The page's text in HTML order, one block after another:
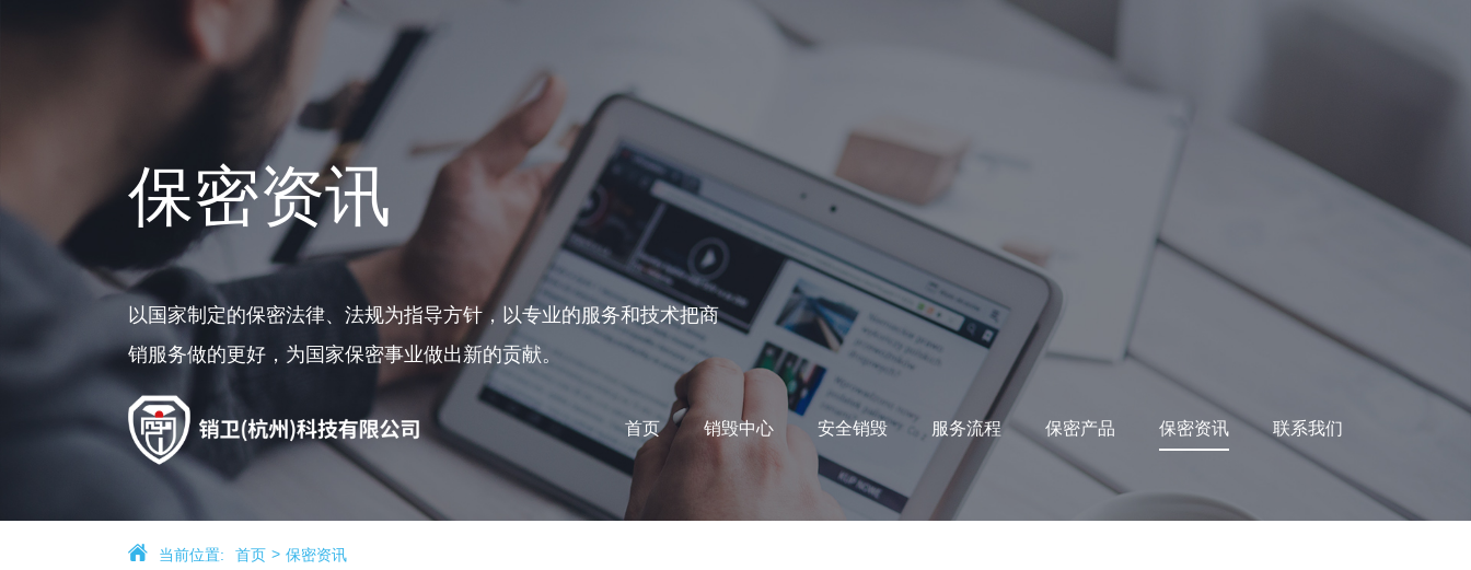
首页 销毁中心 安全销毁 服务流程 保密产品 保密资讯 联系我们
保密资讯
以国家制定的保密法律、法规为指导方针，以专业的服务和技术把商
销服务做的更好，为国家保密事业做出新的贡献。
当前位置: 首页 保密资讯